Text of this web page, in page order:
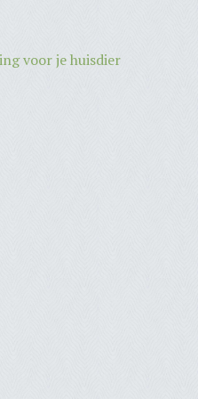
voor je huisdier